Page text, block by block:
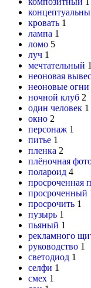
кровать 1
лампа 1
ломо 5
луч 1
мечтательный 1
неоновая
неоновые огни
ночной клуб 2
один человек 1
окно 2
персонаж 1
питье 1
пленка 2
плёночная
полароид 4
просроченная
просроченный
просрочить 1
пузырь 1
пьяный 1
рекламного
руководство 1
светодиод 1
селфи 1
смех 1